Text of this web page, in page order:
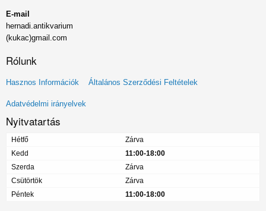
E-mail
hernadi.antikvarium
(kukac)gmail.com
Rólunk
Lábléc
menü
Hasznos Információk Általános Szerződési Feltételek
Adatvédelmi irányelvek
Nyitvatartás
Hétfő
Zárva
Kedd
11:00-18:00
Szerda
Zárva
Csütörtök
Zárva
Péntek
11:00-18:00